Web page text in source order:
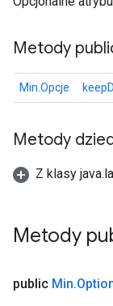
Metody
Min.Opcje
Metody
Z klasy
Metody
public Min.